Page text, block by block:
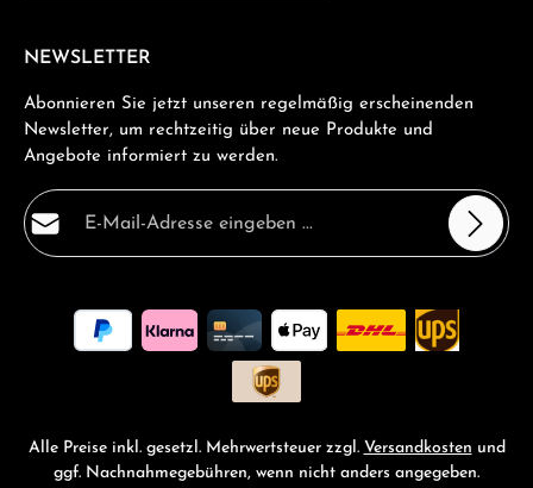
NEWSLETTER
Abonnieren Sie jetzt unseren regelmäßig erscheinenden
Newsletter, um rechtzeitig über neue Produkte und
Angebote informiert zu werden.
E-Mail-Adresse*
Ich habe die
Datenschutzbestimmungen
zur Kenntnis
genommen und dieAGBgelesen und bin mit ihnen
Pflichtfelder.
Alle Preise inkl. gesetzl. Mehrwertsteuer zzgl. Versandkosten und
ggf. Nachnahmegebühren, wenn nicht anders angegeben.